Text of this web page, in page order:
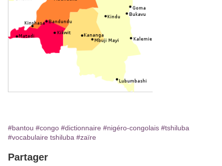
#bantou #congo #dictionnaire #nigéro-congolais #tshiluba
#vocabulaire tshiluba #zaïre
Partager